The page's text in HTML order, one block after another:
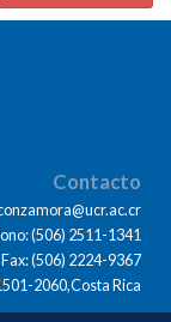
Contacto
(506) 2511-1341
Fax: (506) 2224-9367
2060,Costa Rica